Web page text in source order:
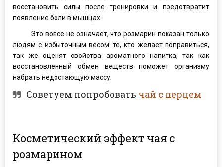
восстановить силы после тренировки и предотвратит
появление боли в мышцах.
Это вовсе не означает, что розмарин показан только
людям с избыточным весом: те, кто желает поправиться,
так же оценят свойства ароматного напитка, так как
восстановленный обмен веществ поможет организму
набрать недостающую массу.
Советуем попробовать чай с перцем
Косметический эффект чая с
розмарином